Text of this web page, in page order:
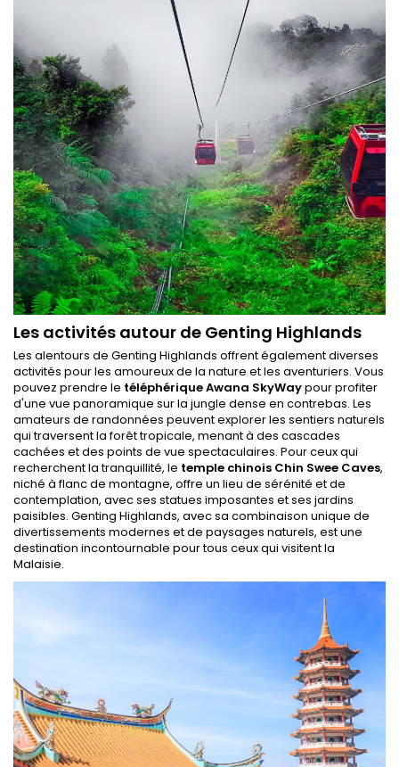
Les activités autour de Genting Highlands
Les alentours de Genting Highlands offrent également diverses
activités pour les amoureux de la nature et les aventuriers. Vous
pouvez prendre le téléphérique Awana SkyWaypour profiter
d'une vue panoramique sur la jungle dense en contrebas. Les
amateurs de randonnées peuvent explorer les sentiers naturels
qui traversent la forêt tropicale, menant à des cascades
cachées et des points de vue spectaculaires. Pour ceux qui
recherchent la tranquillité, le temple chinois Chin Swee Caves,
niché à flanc de montagne, offre un lieu de sérénité et de
contemplation, avec ses statues imposantes et ses jardins
paisibles. Genting Highlands, avec sa combinaison unique de
divertissements modernes et de paysages naturels, est une
destination incontournable pour tous ceux qui visitent la
Malaisie.